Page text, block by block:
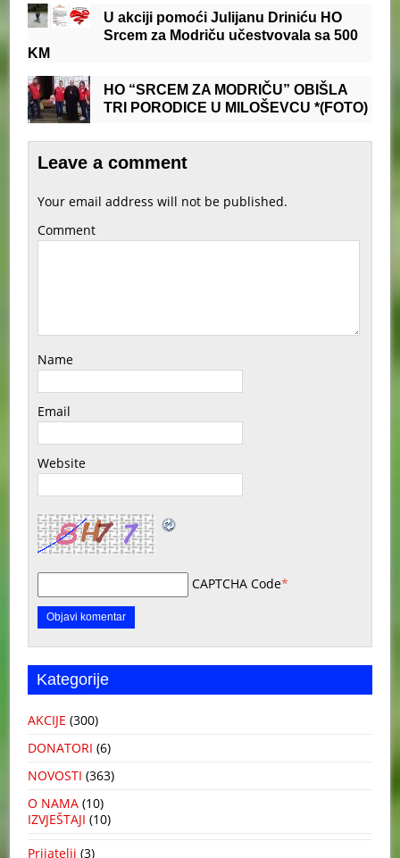
U akciji pomoći Julijanu Driniću HO
Srcem za Modriču učestvovala sa 500
KM
HO “SRCEM ZA MODRIČU” OBIŠLA
TRI PORODICE U MILOŠEVCU *(FOTO)
Leave a comment
Your email address will not be published.
Comment
Name
Email
Website
CAPTCHA Code*
Kategorije
AKCIJE (300)
DONATORI (6)
NOVOSTI (363)
O NAMA (10)
IZVJEŠTAJI (10)
Prijatelji (3)